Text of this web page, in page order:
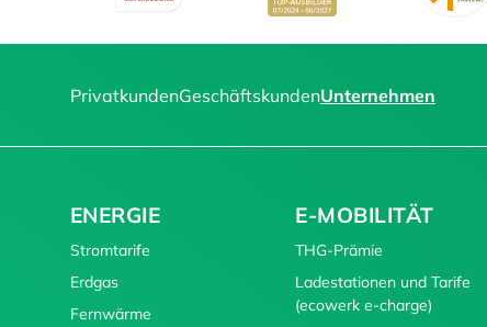
PrivatkundenGeschäftskundenUnternehmen
ENERGIE
Stromtarife
Erdgas
Fernwärme
E-MOBILITÄT
THG-Prämie
Ladestationen und Tarife
(ecowerk e-charge)